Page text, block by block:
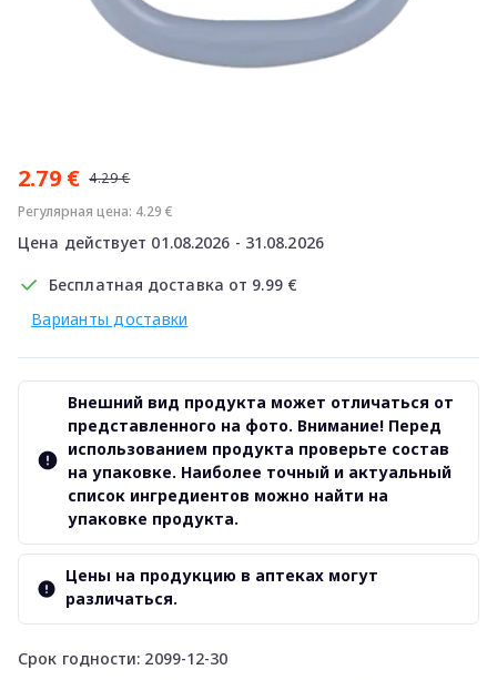
2.79 € 4.29 €
Регулярная цена: 4.29 €
Цена действует 01.08.2026 - 31.08.2026
Бесплатная доставка от 9.99 €
Варианты доставки
Срок годности: 2099-12-30
Внешний вид продукта может отличаться от
представленного на фото. Внимание! Перед
использованием продукта проверьте состав
на упаковке. Наиболее точный и актуальный
список ингредиентов можно найти на
упаковке продукта.
Цены на продукцию в аптеках могут
различаться.